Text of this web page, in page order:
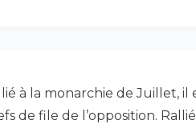
à la monarchie de Juillet,
de file de l’opposition.